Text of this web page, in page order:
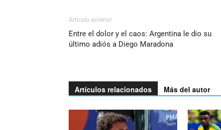
Artículo anterior
Entre el dolor y el caos: Argentina le dio su
último adiós a Diego Maradona
Artículos relacionados Más del autor